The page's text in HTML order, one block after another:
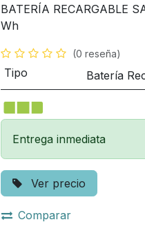
BATERÍA RECARGABLE
Wh
(0 reseña)
Tipo Batería
Entrega inmediata
Ver precio
Comparar